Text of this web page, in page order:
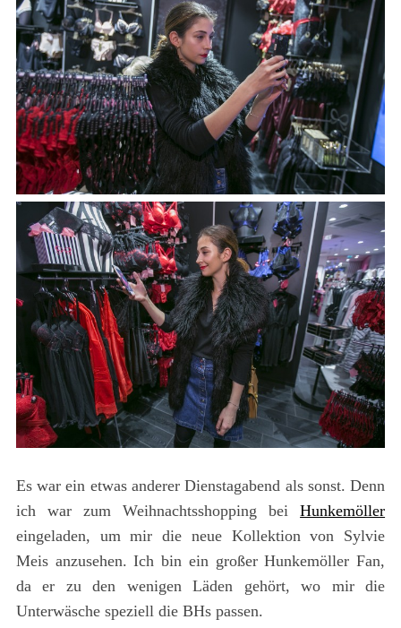
Es war ein etwas anderer Dienstagabend als sonst. Denn
ich war zum Weihnachtsshopping beiHunkemöller
eingeladen, um mir die neue Kollektion von Sylvie
Meis anzusehen. Ich bin ein großer Hunkemöller Fan,
da er zu den wenigen Läden gehört, wo mir die
Unterwäsche speziell die BHs passen.